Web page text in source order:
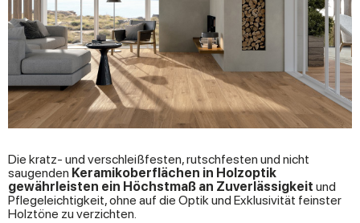
Die kratz- und verschleißfesten, rutschfesten und nicht
saugenden Keramikoberfl ächen in Holzoptik
gewährleisten ein H öchstmaß an Zuverl ässigkeit und
Pflegeleichtigkeit, ohne auf die Optik und Exklusivität feinster
Holztöne zu verzichten.